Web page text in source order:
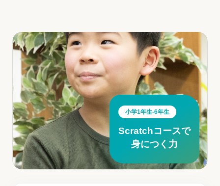
小学1年生-6年生
Scratchコースで
身につく力